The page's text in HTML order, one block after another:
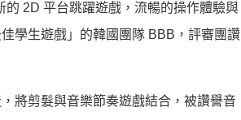
2D 平台跳躍遊戲，流暢的操作體驗與
學生遊戲」的韓國團隊 BBB，評審團讚
將剪髮與音樂節奏遊戲結合，被讚譽音